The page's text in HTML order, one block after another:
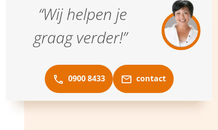
“Wij helpen je
graag verder!”
0900 8433 contact